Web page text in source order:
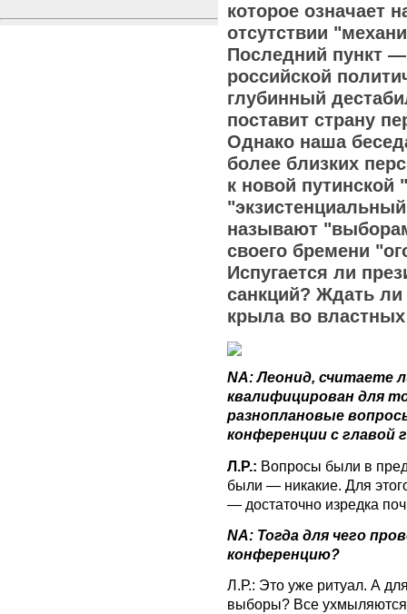
которое означает
отсутствии
Последний пункт
российской
глубинный
поставит страну
Однако наша
более близких
к новой путинской
называют
своего бремени
Испугается ли
санкций? Ждать ли
крыла во властных
NA: Леонид, считаете
квалифицирован для
разноплановые
конференции с главой
Л.Р.: Вопросы были в
были — никакие. Для
— достаточно изредка
NA: Тогда для чего
конференцию?
Л.Р.: Это уже ритуал. А
выборы? Все ухмыляются